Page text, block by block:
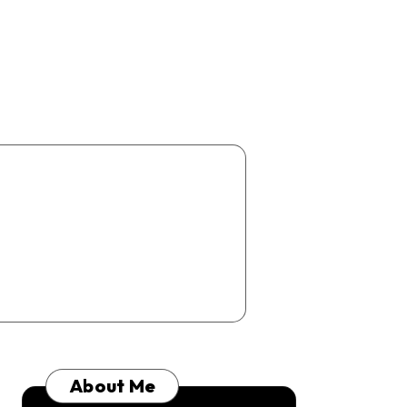
About Me